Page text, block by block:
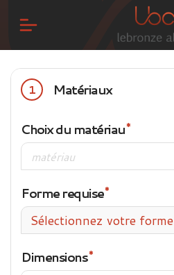
1 Matériaux
Choix du matériau
Forme requise
Sélectionnez votre forme
Dimensions